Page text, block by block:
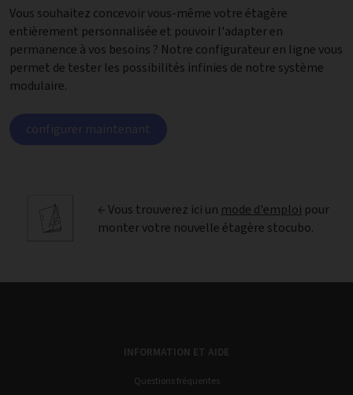
Vous souhaitez concevoir vous-même votre étagère
entièrement personnalisée et pouvoir l'adapter en
permanence à vos besoins ? Notre configurateur en ligne vous
permet de tester les possibilités infinies de notre système
modulaire.
configurer maintenant
← Vous trouverez ici un mode d'emploi pour
monter votre nouvelle étagère stocubo.
INFORMATION ET AIDE
Questions fréquentes